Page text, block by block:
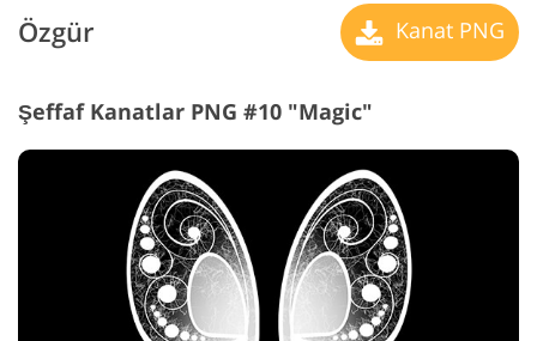
Özgür Kanat PNG
Şeffaf Kanatlar PNG #10 "Magic"